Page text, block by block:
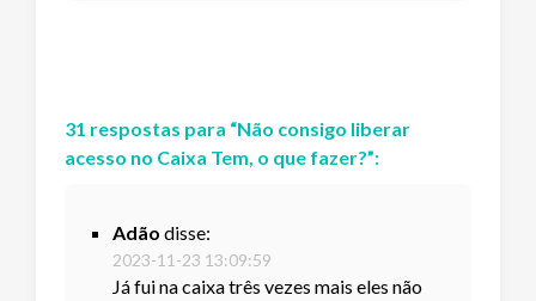
31 respostas para “Não consigo liberar
acesso no Caixa Tem, o que fazer?”:
Adão disse:
2023-11-23 13:09:59
Já fui na caixa três vezes mais eles não